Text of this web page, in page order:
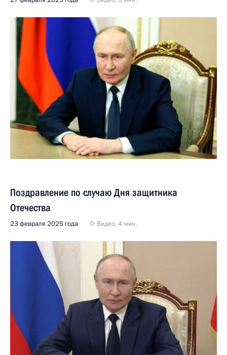
Поздравление по случаю Дня защитника
Отечества
23 февраля 2025 года Видео, 4 мин.